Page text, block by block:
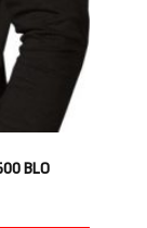
BLO